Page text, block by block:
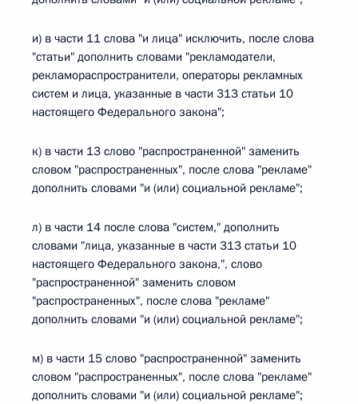
и) в части 11 слова "и лица" исключить, после слова
"статьи" дополнить словами "рекламодатели,
рекламораспространители, операторы рекламных
систем и лица, указанные в части 313 статьи 10
настоящего Федерального закона";
к) в части 13 слово "распространенной" заменить
словом "распространенных", после слова "рекламе"
дополнить словами "и (или) социальной рекламе";
л) в части 14 после слова "систем," дополнить
словами "лица, указанные в части 313 статьи 10
настоящего Федерального закона,", слово
"распространенной" заменить словом
"распространенных", после слова "рекламе"
дополнить словами "и (или) социальной рекламе";
м) в части 15 слово "распространенной" заменить
словом "распространенных", после слова "рекламе"
дополнить словами "и (или) социальной рекламе";